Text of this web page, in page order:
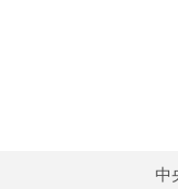
中